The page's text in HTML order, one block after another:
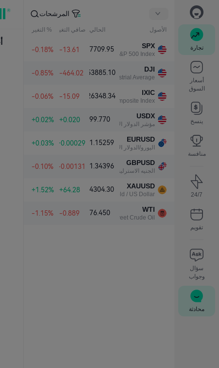
تجارة
أسعار
السوق
ينسخ
منافسة
24/7
تقويم
سؤال
وجواب
محادثة
المرشحات
الأصول الحالي صافي التغير % التغير
SPX
S&P 500 Index
7709.95
-13.61
-0.18%
DJI
Dow Jones Industrial Average
53885.10
-464.02
-0.85%
IXIC
NASDAQ Composite Index
26348.34
-15.09
-0.06%
USDX
مؤشر الدولار الأمريكي
99.770
+0.020
+0.02%
EURUSD
اليورو/الدولار الأمريكي
1.15259
+0.00029
+0.03%
GBPUSD
الجنيه الاسترليني/الدولار الأمريكي
1.34396
-0.00131
-0.10%
XAUUSD
Gold / US Dollar
4304.30
+64.28
+1.52%
WTI
Light Sweet Crude Oil
76.450
-0.889
-1.15%